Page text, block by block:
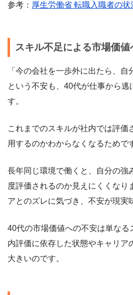
参考： 厚生労働省 転職入職者の状
スキル不足による市場価値
「今の会社を一歩外に出たら、自
という不安も、40代が仕事から
す。
これまでのスキルが社内では評価
用するのかわからなくなるためで
長年同じ環境で働くと、自分の強
度評価されるのか見えにくくなり
アとのズレに気づき、不安が現実
40代の市場価値への不安は単なる
内評価に依存した状態やキャリア
大きいのです。